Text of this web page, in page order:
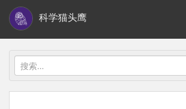
i
科学猫头鹰
搜
索：